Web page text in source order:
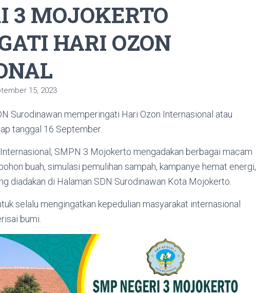
3 MOJOKERTO
HARI OZON
15, 2023
Surodinawan memperingati Hari Ozon Internasional atau
tanggal 16 September.
SMPN 3 Mojokerto mengadakan berbagai macam
buah, simulasi pemulihan sampah, kampanye hemat energi,
diadakan di Halaman SDN Surodinawan Kota Mojokerto.
selalu mengingatkan kepedulian masyarakat internasional
bumi.